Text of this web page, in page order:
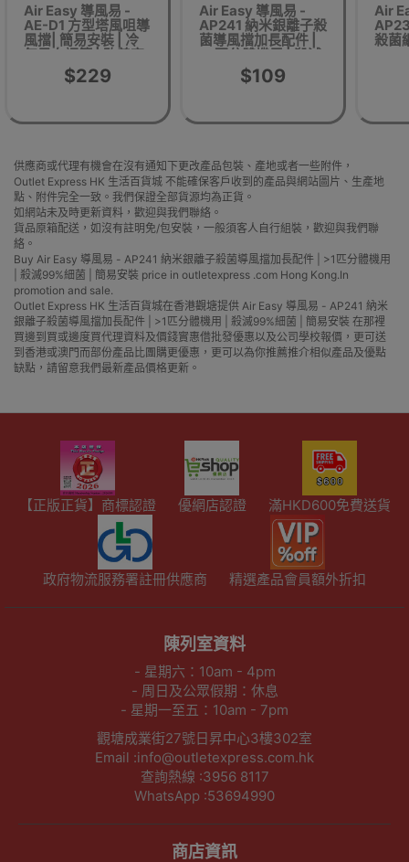
Air Easy 導風易 -
AE-D1 方型塔風咀導
風擋| 簡易安裝 | 冷
氣風向調節 | 改善室
內冷氣流動
$229
Air Easy 導風易 -
AP241 納米銀離子殺
菌導風擋加長配件 |
>1匹分體機用 | 殺滅
99%細菌 | 簡易安裝
$109
Air
殺菌
供應商或代理有機會在沒有通知下更改產品包裝、產地或者一些附件，
Outlet Express HK 生活百貨城 不能確保客戶收到的產品與網站圖片、生產地
點、附件完全一致。我們保證全部貨源均為正貨。
如網站未及時更新資料，歡迎與我們聯絡。
貨品原箱配送，如沒有註明免/包安裝，一般須客人自行組裝，歡迎與我們聯
絡。
Buy Air Easy 導風易 - AP241 納米銀離子殺菌導風擋加長配件 | >1匹分體機用
| 殺滅99%細菌 | 簡易安裝 price in outletexpress .com Hong Kong.In
promotion and sale.
Outlet Express HK 生活百貨城在香港觀塘提供 Air Easy 導風易 - AP241 納米
銀離子殺菌導風擋加長配件 | >1匹分體機用 | 殺滅99%細菌 | 簡易安裝 在那裡
買邊到買或邊度買代理資料及價錢實惠借批發優惠以及公司學校報價，更可送
到香港或澳門而部份產品比團購更優惠，更可以為你推薦推介相似產品及優點
缺點，請留意我們最新產品價格更新。
【正版正貨】商標認證 優網店認證 滿HKD600免費送貨
政府物流服務署註冊供應商 精選產品會員額外折扣
陳列室資料
- 星期六：10am - 4pm
- 周日及公眾假期：休息
- 星期一至五：10am - 7pm
觀塘成業街27號日昇中心3樓302室
Email :info@outletexpress.com.hk
查詢熱線 :3956 8117
WhatsApp :53694990
商店資訊